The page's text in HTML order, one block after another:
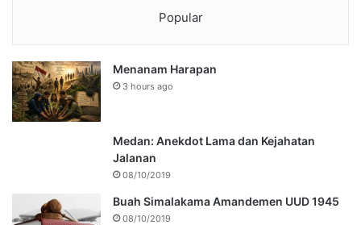
Popular
Menanam Harapan
3 hours ago
Medan: Anekdot Lama dan Kejahatan
Jalanan
08/10/2019
Buah Simalakama Amandemen UUD 1945
08/10/2019